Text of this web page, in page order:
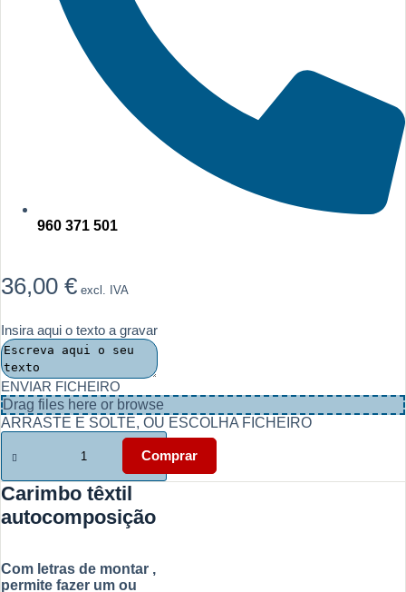
960 371 501
36,00 € excl. IVA
Insira aqui o texto a gravar
ENVIAR FICHEIRO
Drag files here or browse
ARRASTE E SOLTE, OU ESCOLHA FICHEIRO
Quantidade
de
têxtil
autocomposição
-
infantários
Comprar
Carimbo têxtil
autocomposição
Com letras de montar ,
permite fazer um ou